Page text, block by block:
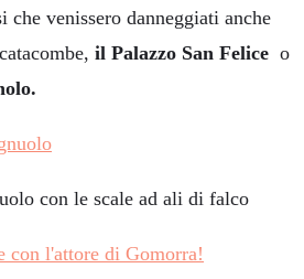
che venissero danneggiati anche
il Palazzo San Felice o
con le scale ad ali di falco